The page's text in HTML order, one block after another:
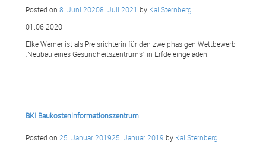
Posted on 8. Juni 20208. Juli 2021 by Kai Sternberg
01.06.2020
Elke Werner ist als Preisrichterin für den zweiphasigen Wettbewerb
„Neubau eines Gesundheitszentrums“ in Erfde eingeladen.
BKI Baukosteninformationszentrum
Posted on 25. Januar 201925. Januar 2019 by Kai Sternberg